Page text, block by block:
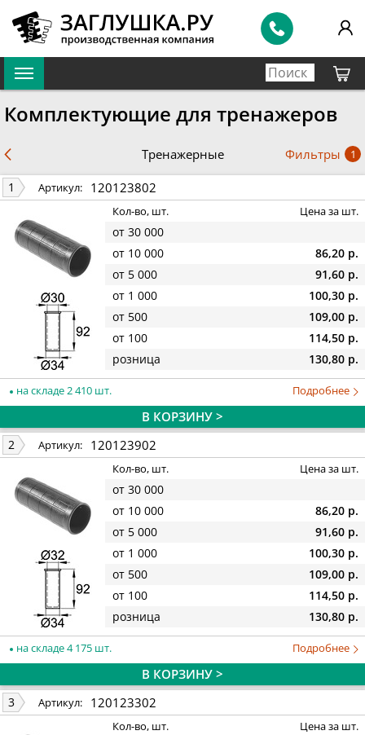
Комплектующие для тренажеров
Тренажерные Фильтры 1
1 Артикул: 120123802
Кол-во, шт. Цена за шт.
от 30 000
от 10 000
86,20 р.
от 5 000
91,60 р.
от 1 000
100,30 р.
от 500
109,00 р.
от 100
114,50 р.
розница
130,80 р.
на складе 2 410 шт. Подробнее
В КОРЗИНУ >
2 Артикул: 120123902
Кол-во, шт. Цена за шт.
от 30 000
от 10 000
86,20 р.
от 5 000
91,60 р.
от 1 000
100,30 р.
от 500
109,00 р.
от 100
114,50 р.
розница
130,80 р.
на складе 4 175 шт. Подробнее
В КОРЗИНУ >
3 Артикул: 120123302
Кол-во, шт. Цена за шт.